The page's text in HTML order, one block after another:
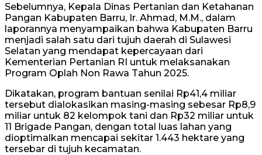
Sebelumnya, Kepala Dinas Pertanian dan Ketahanan
Pangan Kabupaten Barru, Ir. Ahmad, M.M., dalam
laporannya menyampaikan bahwa Kabupaten Barru
menjadi salah satu dari tujuh daerah di Sulawesi
Selatan yang mendapat kepercayaan dari
Kementerian Pertanian RI untuk melaksanakan
Program Oplah Non Rawa Tahun 2025.
Dikatakan, program bantuan senilai Rp41,4 miliar
tersebut dialokasikan masing-masing sebesar Rp8,9
miliar untuk 82 kelompok tani dan Rp32 miliar untuk
11 Brigade Pangan, dengan total luas lahan yang
dioptimalkan mencapai sekitar 1.443 hektare yang
tersebar di tujuh kecamatan.